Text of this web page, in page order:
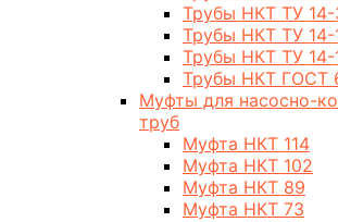
Трубы НКТ ТУ
Трубы НКТ ТУ 14-
Трубы НКТ ТУ 14-
Трубы НКТ ГОСТ
Муфты для насосно-
труб
Муфта НКТ 114
Муфта НКТ 102
Муфта НКТ 89
Муфта НКТ 73